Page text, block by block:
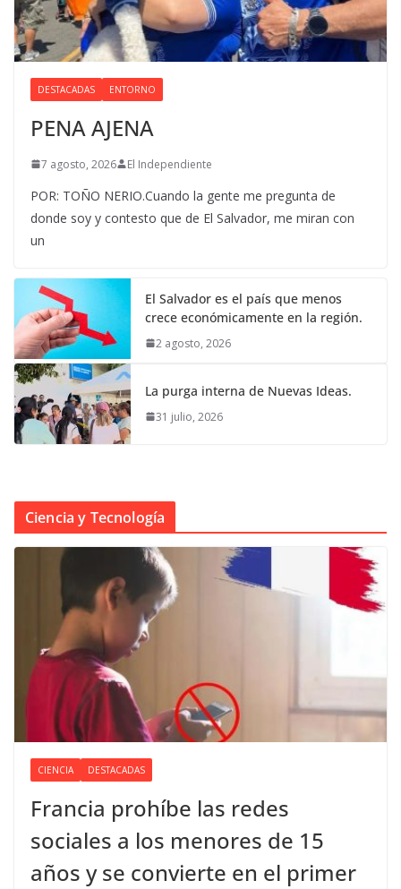
DESTACADAS ENTORNO
PENA AJENA
7 agosto, 2026 El Independiente
POR: TOÑO NERIO.Cuando la gente me pregunta de
donde soy y contesto que de El Salvador, me miran con
un
El Salvador es el país que menos
crece económicamente en la región.
2 agosto, 2026
La purga interna de Nuevas Ideas.
31 julio, 2026
Ciencia y Tecnología
CIENCIA DESTACADAS
Francia prohíbe las redes
sociales a los menores de 15
años y se convierte en el primer